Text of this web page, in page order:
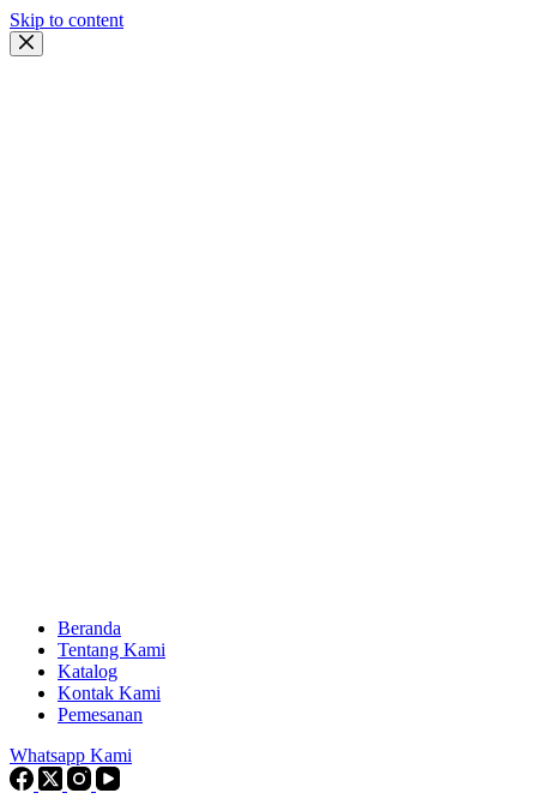
Skip to content
Beranda
Tentang Kami
Katalog
Kontak Kami
Pemesanan
Whatsapp Kami